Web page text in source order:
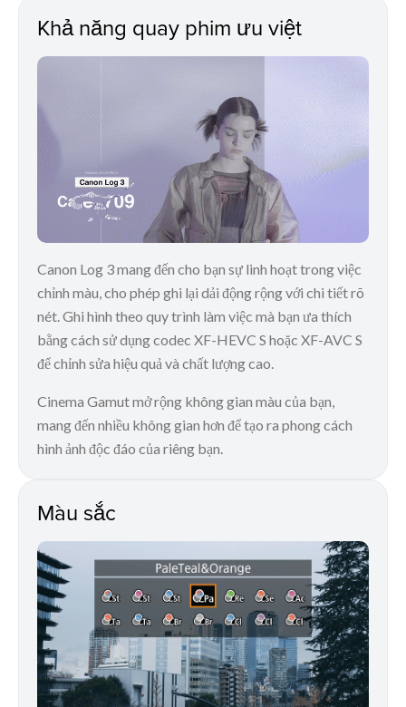
Khả năng quay phim ưu việt
Canon Log 3 mang đến cho bạn sự linh hoạt trong việc
chỉnh màu, cho phép ghi lại dải động rộng với chi tiết rõ
nét. Ghi hình theo quy trình làm việc mà bạn ưa thích
bằng cách sử dụng codec XF-HEVC S hoặc XF-AVC S
để chỉnh sửa hiệu quả và chất lượng cao.
Cinema Gamut mở rộng không gian màu của bạn,
mang đến nhiều không gian hơn để tạo ra phong cách
hình ảnh độc đáo của riêng bạn.
Màu sắc